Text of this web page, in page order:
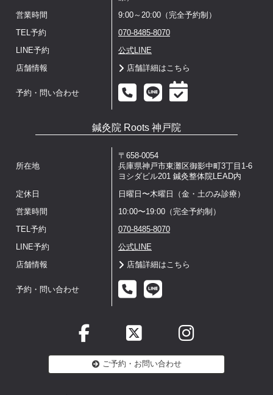
営業時間 9:00～20:00（完全予約制）
TEL予約 070-8485-8070
LINE予約 公式LINE
店舗情報 店舗詳細はこちら
予約・問い合わせ
鍼灸院 Roots 神戸院
所在地
〒658-0054
兵庫県神戸市東灘区御影中町3丁目1-6
ヨシダビル201 鍼灸整体院LEAD内
定休日 日曜日〜木曜日（金・土のみ診療）
営業時間 10:00〜19:00（完全予約制）
TEL予約 070-8485-8070
LINE予約 公式LINE
店舗情報 店舗詳細はこちら
予約・問い合わせ
ご予約・お問い合わせ